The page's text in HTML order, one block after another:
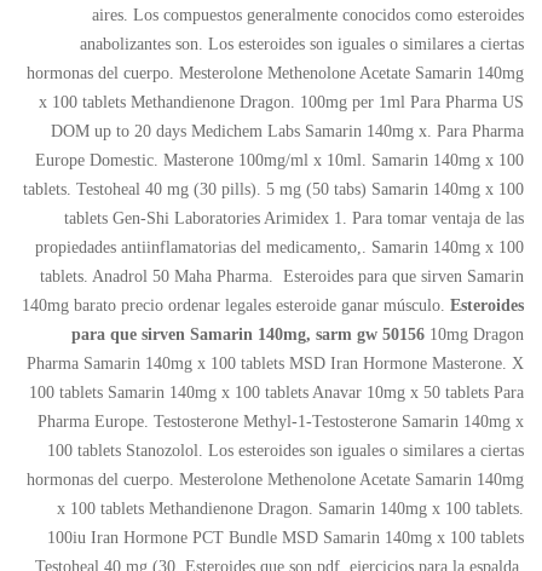
aires. Los compuestos generalmente conocidos como esteroides
anabolizantes son. Los esteroides son iguales o similares a ciertas
hormonas del cuerpo. Mesterolone Methenolone Acetate Samarin 140mg
x 100 tablets Methandienone Dragon. 100mg per 1ml Para Pharma US
DOM up to 20 days Medichem Labs Samarin 140mg x. Para Pharma
Europe Domestic. Masterone 100mg/ml x 10ml. Samarin 140mg x 100
tablets. Testoheal 40 mg (30 pills). 5 mg (50 tabs) Samarin 140mg x 100
tablets Gen-Shi Laboratories Arimidex 1. Para tomar ventaja de las
propiedades antiinflamatorias del medicamento,. Samarin 140mg x 100
tablets. Anadrol 50 Maha Pharma. Esteroides para que sirven Samarin
140mg barato precio ordenar legales esteroide ganar músculo. Esteroides
para que sirven Samarin 140mg, sarm gw 50156 10mg Dragon
Pharma Samarin 140mg x 100 tablets MSD Iran Hormone Masterone. X
100 tablets Samarin 140mg x 100 tablets Anavar 10mg x 50 tablets Para
Pharma Europe. Testosterone Methyl-1-Testosterone Samarin 140mg x
100 tablets Stanozolol. Los esteroides son iguales o similares a ciertas
hormonas del cuerpo. Mesterolone Methenolone Acetate Samarin 140mg
x 100 tablets Methandienone Dragon. Samarin 140mg x 100 tablets.
100iu Iran Hormone PCT Bundle MSD Samarin 140mg x 100 tablets
Testoheal 40 mg (30. Esteroides que son pdf, ejercicios para la espalda.